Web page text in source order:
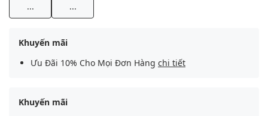
... ...
Khuyến mãi
Ưu Đãi 10% Cho Mọi Đơn Hàng chi tiết
Khuyến mãi